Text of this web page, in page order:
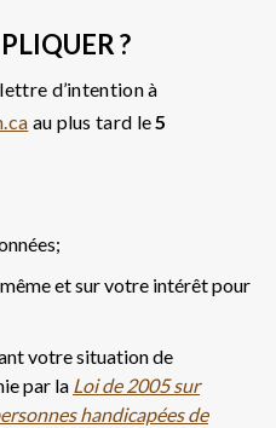
?
d’intention à
au plus tard le5
et sur votre intérêt pour
votre situation de
par la Loi de 2005 sur
handicapées de